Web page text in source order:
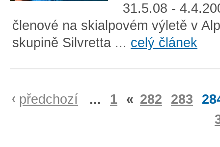
31.5.08 -
členové na skialpovém výletě v
skupině Silvretta ... celý článek
předchozí ... 1 « 282 283